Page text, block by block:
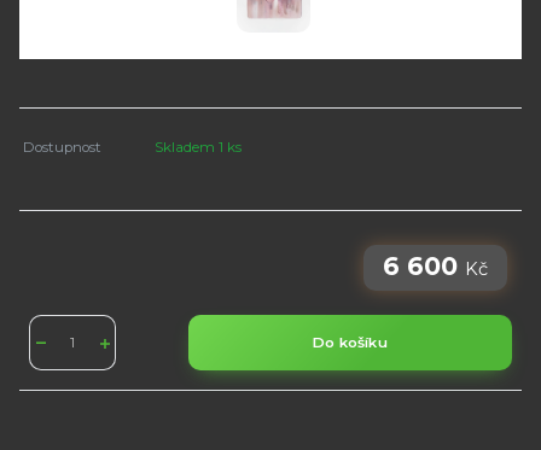
Dostupnost Skladem 1 ks
6 600 Kč
Do košíku